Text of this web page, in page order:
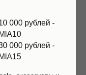
000 рублей -
000 рублей -